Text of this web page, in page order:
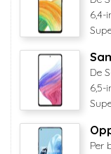
6,4-
De
6,5-
Per